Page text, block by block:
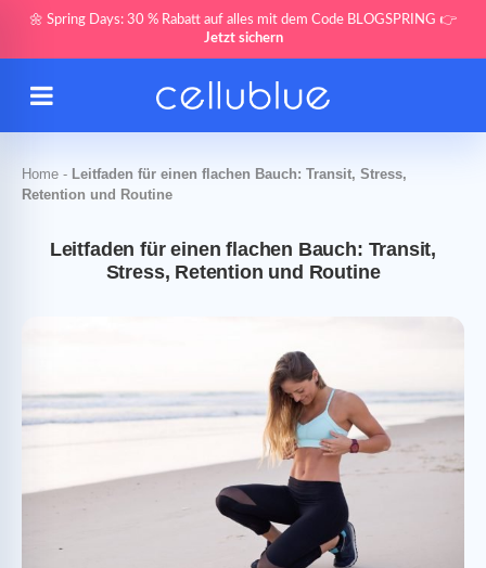
🌼 Spring Days: 30 % Rabatt auf alles mit dem Code BLOGSPRING 👉
Jetzt sichern
Home - Leitfaden für einen flachen Bauch: Transit, Stress,
Retention und Routine
Leitfaden für einen flachen Bauch: Transit,
Stress, Retention und Routine